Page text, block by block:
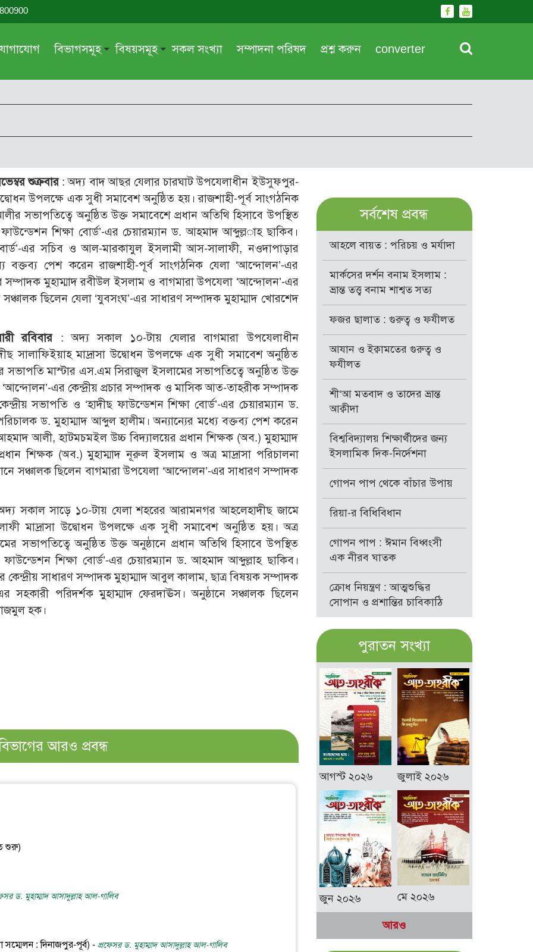
বিভাগসমূহ
সাময়িক প্রসঙ্গ
সময়ের ভাবনা
মহিলা অঙ্গন
আরও
বিষয়সমূহ
পরকাল
নীতি-নৈতিকতা
তারবিয়াত
আরও
সকল সংখ্যা সম্পাদনা পরিষদ প্রশ্ন করুন converter
শুক্রবার: অদ্য বাদ আছর যেলার চারঘাট উপযেলাধীন ইউসুফপুর-
উপলক্ষে এক সুধী সমাবেশ অনুষ্ঠিত হয়। রাজশাহী-পূর্ব সাংগঠনিক
সভাপতিত্বে অনুষ্ঠিত উক্ত সমাবেশে প্রধান অতিথি হিসাবে উপস্থিত
শিক্ষা বোর্ড’-এর চেয়ারম্যান ড. আহমাদ আব্দুল্ল­াহ ছাকিব।
এর সচিব ও আল-মারকাযুল ইসলামী আস-সালাফী, নওদাপাড়ার
পেশ করেন রাজশাহী-পূর্ব সাংগঠনিক যেলা ‘আন্দোলন’-এর
মুহাম্মাদ রবীউল ইসলাম ও বাগমারা উপযেলা ‘আন্দোলন’-এর
সঞ্চালক ছিলেন যেলা ‘যুবসংঘ’-এর সাধারণ সম্পাদক মুহাম্মাদ খোরশেদ
রবিবার: অদ্য সকাল ১০-টায় যেলার বাগমারা উপযেলাধীন
সালাফিইয়াহ মাদ্রাসা উদ্বোধন উপলক্ষে এক সুধী সমাবেশ অনুষ্ঠিত
সভাপতি মাস্টার এস.এম সিরাজুল ইসলামের সভাপতিত্বে অনুষ্ঠিত উক্ত
‘আন্দোলন’-এর কেন্দ্রীয় প্রচার সম্পাদক ও মাসিক আত-তাহরীক সম্পাদক
সভাপতি ও ‘হাদীছ ফাউন্ডেশন শিক্ষা বোর্ড’-এর চেয়ারম্যান ড.
ড. মুহাম্মাদ আব্দুল হালীম। অন্যান্যের মধ্যে বক্তব্য পেশ করেন
আলী, হাটমচমইল উচ্চ বিদ্যালয়ের প্রধান শিক্ষক (অব.) মুহাম্মাদ
শিক্ষক (অব.) মুহাম্মাদ নূরুল ইসলাম ও অত্র মাদ্রাসা পরিচালনা
সঞ্চালক ছিলেন বাগমারা উপযেলা ‘আন্দোলন’-এর সাধারণ সম্পাদক
সকাল সাড়ে ১০-টায় যেলা শহরের আরামনগর আহলেহাদীছ জামে
মাদ্রাসা উদ্বোধন উপলক্ষে এক সুধী সমাবেশ অনুষ্ঠিত হয়। অত্র
সভাপতিত্বে অনুষ্ঠিত উক্ত অনুষ্ঠানে প্রধান অতিথি হিসাবে উপস্থিত
শিক্ষা বোর্ড’-এর চেয়ারম্যান ড. আহমাদ আব্দুল্লাহ ছাকিব।
কেন্দ্রীয় সাধারণ সম্পাদক মুহাম্মাদ আবুল কালাম, ছাত্র বিষয়ক সম্পাদক
সহকারী পরিদর্শক মুহাম্মাদ ফেরদাঊস। অনুষ্ঠানে সঞ্চালক ছিলেন
হক।
আরও প্রবন্ধ
শুরু)
ড. মুহাম্মাদ আসাদুল্লাহ আল-গালিব
: দিনাজপুর-পূর্ব) - প্রফেসর ড. মুহাম্মাদ আসাদুল্লাহ আল-গালিব
সর্বশেষ প্রবন্ধ
আহলে বায়ত : পরিচয় ও মর্যাদা
মার্কসের দর্শন বনাম ইসলাম :
ভ্রান্ত তত্ত্ব বনাম শাশ্বত সত্য
ফজর ছালাত : গুরুত্ব ও ফযীলত
আযান ও ইক্বামতের গুরুত্ব ও
ফযীলত
শী‘আ মতবাদ ও তাদের ভ্রান্ত
আক্বীদা
বিশ্ববিদ্যালয় শিক্ষার্থীদের জন্য
ইসলামিক দিক-নির্দেশনা
গোপন পাপ থেকে বাঁচার উপায়
রিয়া-র বিধিবিধান
গোপন পাপ : ঈমান বিধ্বংসী
এক নীরব ঘাতক
ক্রোধ নিয়ন্ত্রণ : আত্মশুদ্ধির
সোপান ও প্রশান্তির চাবিকাঠি
পুরাতন সংখ্যা
আগস্ট ২০২৬ জুলাই ২০২৬
জুন ২০২৬ মে ২০২৬
আরও